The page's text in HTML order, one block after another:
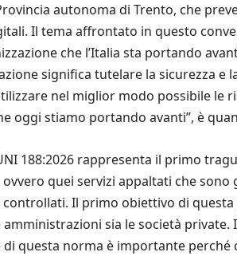
autonoma di Trento, che
Il tema affrontato in questo
che l’Italia sta portando
significa tutelare la sicurezza e
nel miglior modo possibile le
oggi stiamo portando avanti”, è
188:2026 rappresenta il primo
quei servizi appaltati che
Il primo obiettivo di
sia le società
questa norma è importante